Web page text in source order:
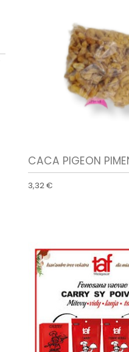
CACA PIGEON
3,32 €